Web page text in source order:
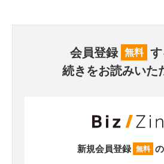
会員登録 無料 す
続きをお読みいた
新規会員登録 無料